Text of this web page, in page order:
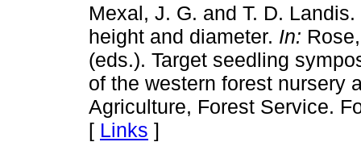
Mexal, J. G. and T. D.
height and diameter. In:
(eds.). Target seedling
of the western forest nursery
Agriculture, Forest Service.
[ Links ]